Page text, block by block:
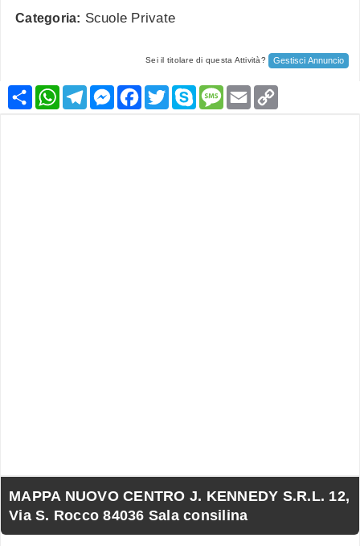
Categoria: Scuole Private
Sei il titolare di questa Attività? Gestisci Annuncio
CondividiWhatsApp
TelegramMessenger
Facebook
TwitterSkypeMessage
Email
MAPPA NUOVO CENTRO J. KENNEDY S.R.L. 12,
Via S. Rocco 84036 Sala consilina